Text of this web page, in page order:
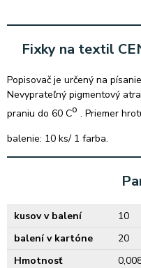
Fixky na textil
Popisovač je určený na
Nevyprateľný pigmentový
praniu do 60 Co . Priemer
balenie: 10 ks/ 1 farba.
kusov v balení
10
balení v kartóne
20
Hmotnosť